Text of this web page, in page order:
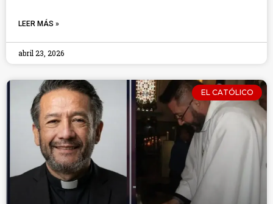
LEER MÁS »
abril 23, 2026
EL CATÓLICO